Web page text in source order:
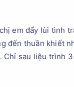
em đẩy lùi tình
đến thuần khiết
sau liệu trình